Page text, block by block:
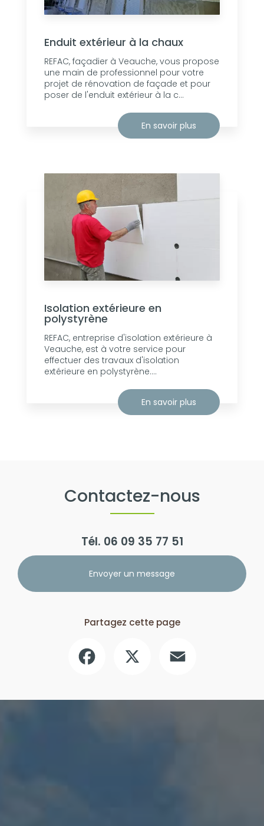
Enduit extérieur à la chaux
REFAC, façadier à Veauche, vous propose
une main de professionnel pour votre
projet de rénovation de façade et pour
poser de l'enduit extérieur à la c...
En savoir plus
Isolation extérieure en
polystyrène
REFAC, entreprise d'isolation extérieure à
Veauche, est à votre service pour
effectuer des travaux d'isolation
extérieure en polystyrène....
En savoir plus
Contactez-nous
Tél. 06 09 35 77 51
Envoyer un message
Partagez cette page